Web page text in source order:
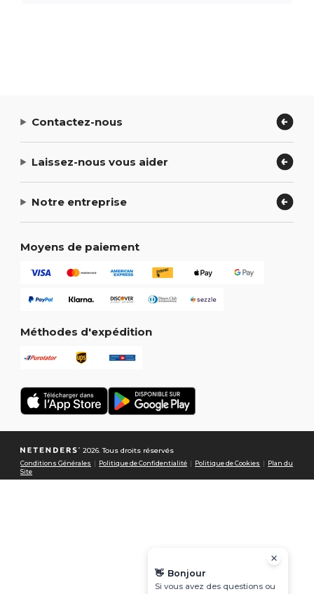
Contactez-nous
Laissez-nous vous aider
Notre entreprise
Moyens de paiement
Méthodes d'expédition
2026. Tous droits réservés
Conditions Générales Politique de Confidentialité Politique de Cookies
Plan du
Site
👋 Bonjour
Si vous avez des questions ou